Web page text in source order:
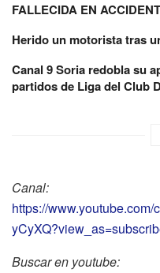
FALLECIDA EN
Herido un motorista tras
Canal 9 Soria redobla su
partidos de Liga del Club
Canal:
https://
Buscar en youtube: